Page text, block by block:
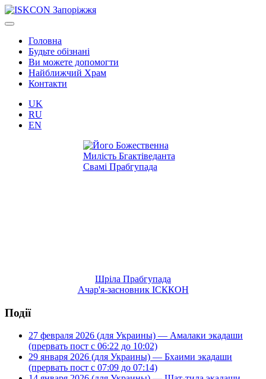
Головна
Будьте обізнані
Ви можете допомогти
Найближчий Храм
Контакти
UK
RU
EN
Шріла Прабгупада
Ачар'я-засновник ІСККОН
Події
27 февраля 2026 (для Украины) — Амалаки экадаши
(прервать пост с 06:22 до 10:02)
29 января 2026 (для Украины) — Бхаими экадаши
(прервать пост с 07:09 до 07:14)